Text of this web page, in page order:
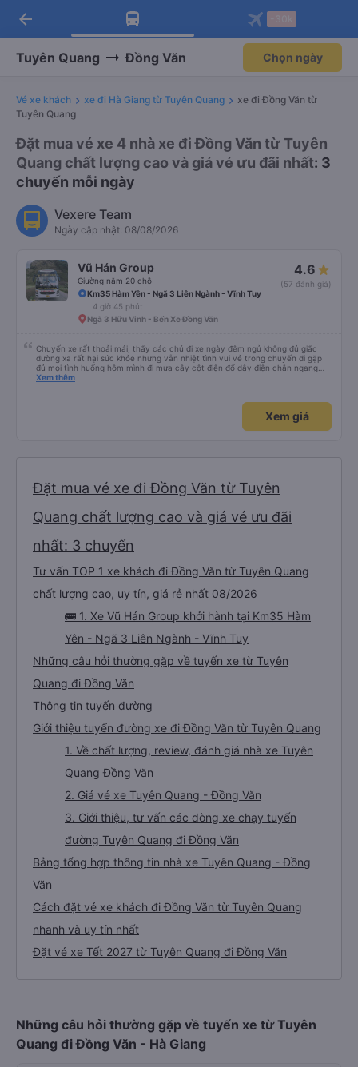
Tải app Vexere ngay!
Nhận ưu đãi thành viên độc
Mở app
Tải app Vexere
-30k/ghế khi đặt vé máy bay qua
Mở app
arrow_back
Tuyên Quang Đồng Văn Chọn ngày
Vé xe khách xe đi Hà Giang từ Tuyên Quang
xe đi Đồng Văn từ
Tuyên Quang
Đặt mua vé xe 4 nhà xe đi Đồng Văn từ Tuyên
Quang chất lượng cao và giá vé ưu đãi nhất: 3
chuyến mỗi ngày
Vexere Team
Ngày cập nhật: 08/08/2026
Vũ Hán Group
Giường nằm 20 chỗ
4.6
(57 đánh giá)
Km35 Hàm Yên - Ngã 3 Liên Ngành - Vĩnh Tuy
4 giờ 45 phút
Ngã 3 Hữu Vinh - Bến Xe Đồng Văn
Chuyến xe rất thoải mái, thấy các chú đi xe ngày đêm ngủ không đủ giấc
đường xa rất hại sức khỏe nhưng vẫn nhiệt tình vui vẻ trong chuyến đi gặp
đủ mọi tình huống hôm mình đi mưa cây cột điện đổ dây điện chắn ngang
thấy mấy chú tài cùng nhau dựng tạm cho xe qua mà thấy nghề này khổ
Xem thêm
Xem giá
Đặt mua vé xe đi Đồng Văn từ Tuyên
Quang chất lượng cao và giá vé ưu đãi
nhất: 3 chuyến
Tư vấn TOP 1 xe khách đi Đồng Văn từ Tuyên Quang
chất lượng cao, uy tín, giá rẻ nhất 08/2026
🚌 1. Xe Vũ Hán Group khởi hành tại Km35 Hàm
Yên - Ngã 3 Liên Ngành - Vĩnh Tuy
Những câu hỏi thường gặp về tuyến xe từ Tuyên
Quang đi Đồng Văn
Thông tin tuyến đường
Giới thiệu tuyến đường xe đi Đồng Văn từ Tuyên Quang
1. Về chất lượng, review, đánh giá nhà xe Tuyên
Quang Đồng Văn
2. Giá vé xe Tuyên Quang - Đồng Văn
3. Giới thiệu, tư vấn các dòng xe chạy tuyến
đường Tuyên Quang đi Đồng Văn
Bảng tổng hợp thông tin nhà xe Tuyên Quang - Đồng
Văn
Cách đặt vé xe khách đi Đồng Văn từ Tuyên Quang
nhanh và uy tín nhất
Đặt vé xe Tết 2027 từ Tuyên Quang đi Đồng Văn
Những câu hỏi thường gặp về tuyến xe từ Tuyên
Quang đi Đồng Văn - Hà Giang